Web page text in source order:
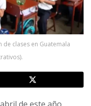
clases en Guatemala